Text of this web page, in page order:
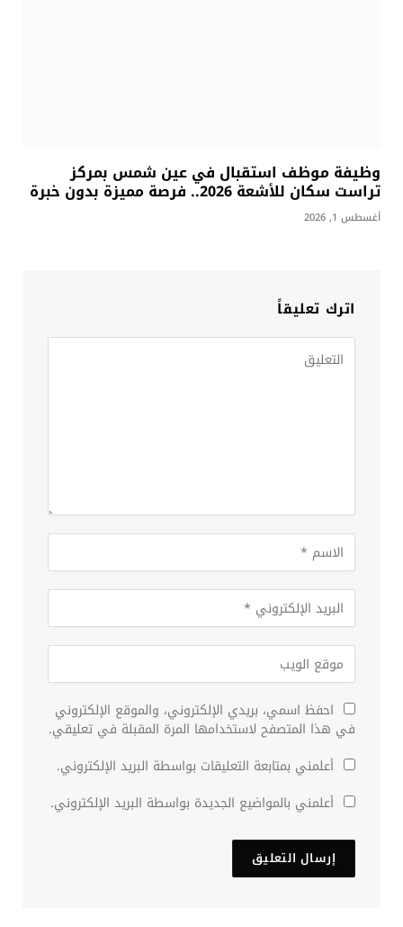
وظيفة موظف استقبال في عين شمس بمركز
تراست سكان للأشعة 2026.. فرصة مميزة بدون خبرة
أغسطس 1, 2026
اترك تعليقاً
احفظ اسمي، بريدي الإلكتروني، والموقع الإلكتروني
في هذا المتصفح لاستخدامها المرة المقبلة في تعليقي.
أعلمني بمتابعة التعليقات بواسطة البريد الإلكتروني.
أعلمني بالمواضيع الجديدة بواسطة البريد الإلكتروني.